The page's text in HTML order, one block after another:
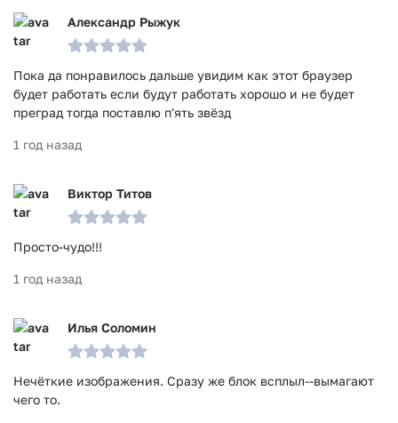
Александр Рыжук
Пока да понравилось дальше увидим как этот браузер
будет работать если будут работать хорошо и не будет
преград тогда поставлю п'ять звёзд
1 год назад
Виктор Титов
Просто-чудо!!!
1 год назад
Илья Соломин
Нечёткие изображения. Сразу же блок всплыл--вымагают
чего то.